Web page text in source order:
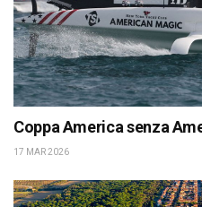
Coppa America senza
17 MAR 2026